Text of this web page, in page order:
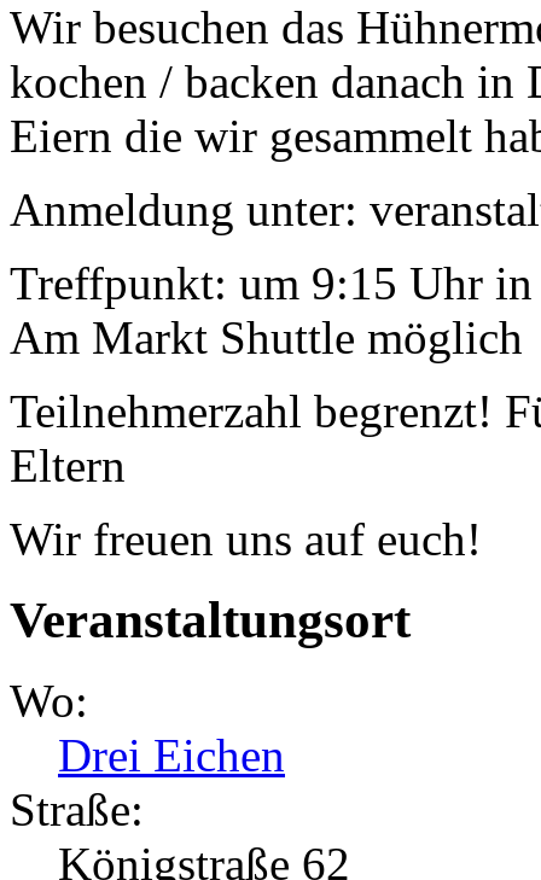
Wir besuchen das
kochen / backen danach
Eiern die wir gesammelt
Anmeldung unter:
Treffpunkt: um 9:15 Uhr
Am Markt Shuttle möglich
Teilnehmerzahl begrenzt!
Eltern
Wir freuen uns auf euch!
Veranstaltungsort
Wo:
Drei Eichen
Straße:
Königstraße 62